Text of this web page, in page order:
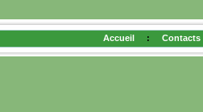
Accueil : Contacts